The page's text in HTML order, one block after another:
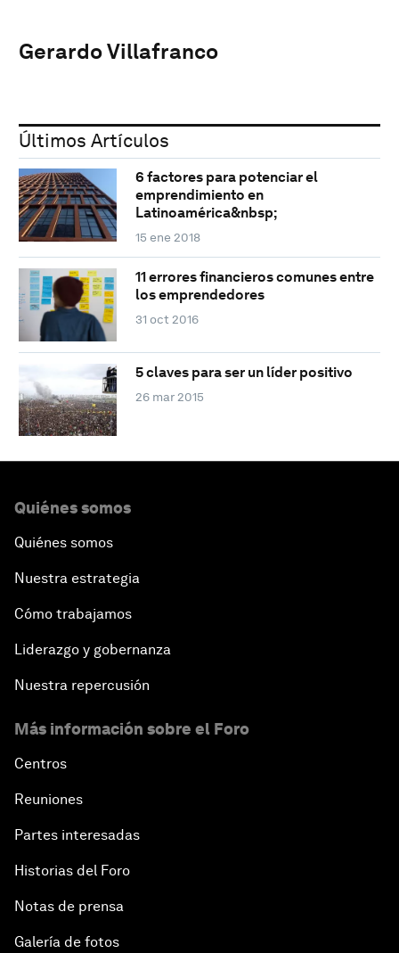
Gerardo Villafranco
Últimos Artículos
6 factores para potenciar el
emprendimiento en
Latinoamérica&nbsp;
15 ene 2018
11 errores financieros comunes entre
los emprendedores
31 oct 2016
5 claves para ser un líder positivo
26 mar 2015
Quiénes somos
Quiénes somos
Nuestra estrategia
Cómo trabajamos
Liderazgo y gobernanza
Nuestra repercusión
Más información sobre el Foro
Centros
Reuniones
Partes interesadas
Historias del Foro
Notas de prensa
Galería de fotos